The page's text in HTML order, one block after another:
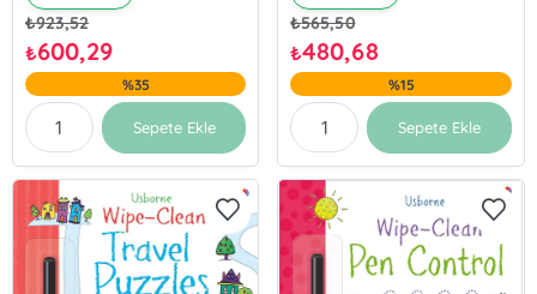
₺923,52
₺600,29
%35
Sepete Ekle
₺565,50
₺480,68
%15
Sepete Ekle